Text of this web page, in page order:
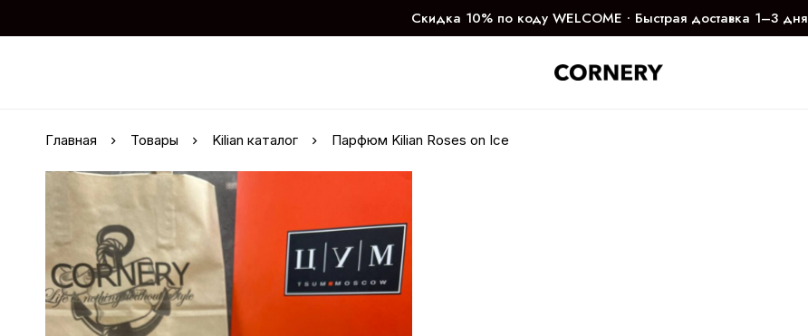
Скидка 10% по коду WELCOME ∙ Быстрая доставка 1–3 дня
Главная Товары Kilian каталог Парфюм Kilian Roses on Ice